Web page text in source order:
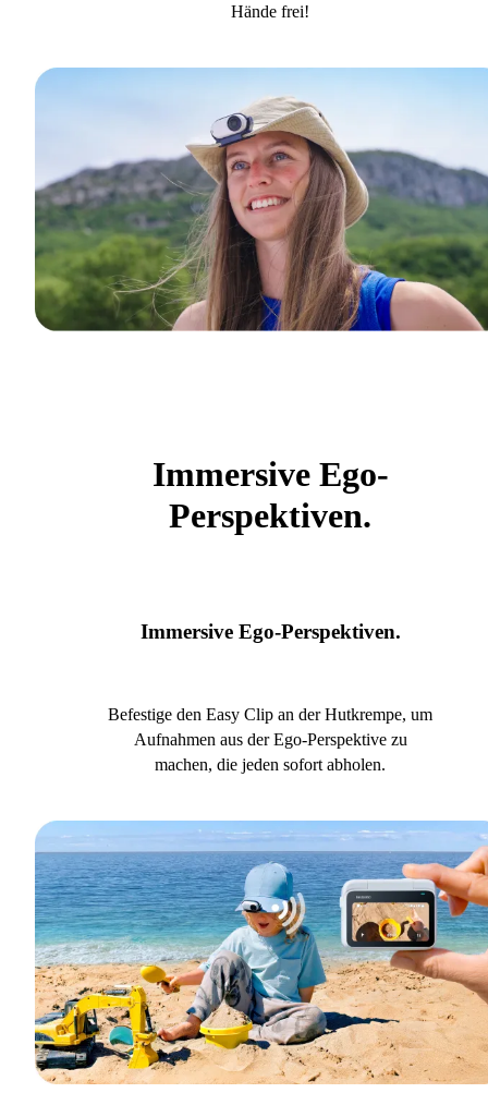
Hände frei!
Immersive Ego-
Perspektiven.
Immersive Ego-Perspektiven.
Befestige den Easy Clip an der Hutkrempe, um
Aufnahmen aus der Ego-Perspektive zu
machen, die jeden sofort abholen.